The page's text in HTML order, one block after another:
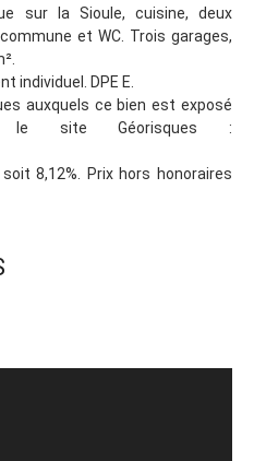
sur la Sioule, cuisine, deux
et WC. Trois garages,
individuel. DPE E.
auxquels ce bien est exposé
le site Géorisques :
8,12%. Prix hors honoraires